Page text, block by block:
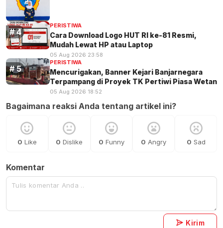
PERISTIWA
Cara Download Logo HUT RI ke-81 Resmi,
Mudah Lewat HP atau Laptop
05 Aug 2026 23:58
PERISTIWA
Mencurigakan, Banner Kejari Banjarnegara
Terpampang di Proyek TK Pertiwi Piasa Wetan
05 Aug 2026 18:52
Bagaimana reaksi Anda tentang artikel ini?
0 Like 0 Dislike 0 Funny 0 Angry 0 Sad
Komentar
Kirim